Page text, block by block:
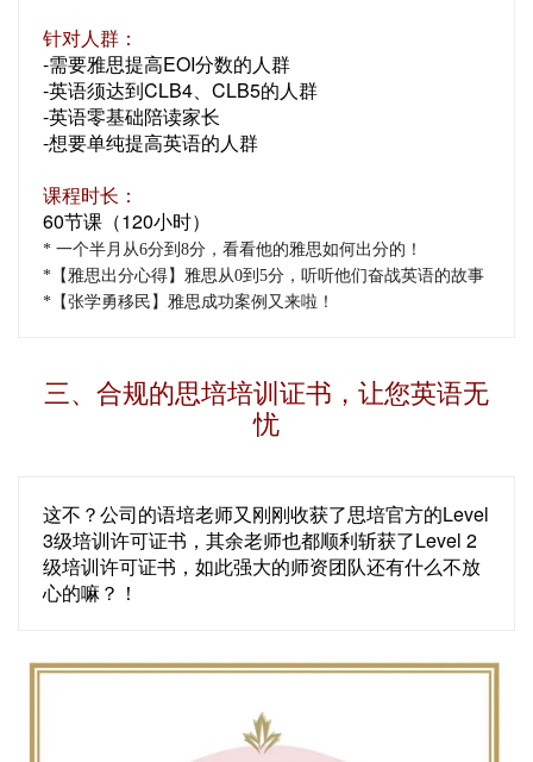
针对人群：
-需要雅思提高EOI分数的人群
-英语须达到CLB4、CLB5的人群
-英语零基础陪读家长
-想要单纯提高英语的人群
课程时长：
60节课（120小时）
* 一个半月从6分到8分，看看他的雅思如何出分的！
*【雅思出分心得】雅思从0到5分，听听他们奋战英语的故事
*【张学勇移民】雅思成功案例又来啦！
三、合规的思培培训证书，让您英语无
忧
这不？公司的语培老师又刚刚收获了思培官方的Level
3级培训许可证书，其余老师也都顺利斩获了Level 2
级培训许可证书，如此强大的师资团队还有什么不放
心的嘛？！